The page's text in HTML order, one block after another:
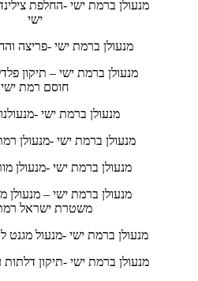
מנעולן ברמת ישי -החלפת
ישי
מנעולן ברמת ישי -פריצה
מנעולן ברמת ישי – תיקון
חוסם רמת ישי
מנעולן ברמת ישי -
מנעולן ברמת ישי -מנעולן
מנעולן ברמת ישי -מנעולן
מנעולן ברמת ישי – מנעולן
משטרת ישראל
מנעולן ברמת ישי -מנעול
מנעולן ברמת ישי -תיקון